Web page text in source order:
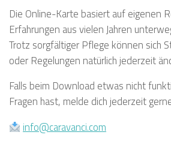
Die Online-Karte basiert auf eigenen
Erfahrungen aus vielen Jahren
Trotz sorgfältiger Pflege können sich
oder Regelungen natürlich jederzeit
Falls beim Download etwas nicht
Fragen hast, melde dich jederzeit
info@caravanci.com